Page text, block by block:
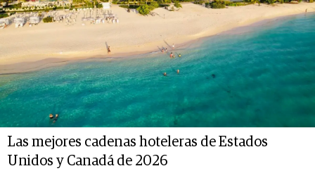
Las mejores cadenas hoteleras de Estados
Unidos y Canadá de 2026